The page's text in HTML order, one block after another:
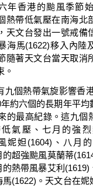
年香港的颱風季節
熱帶低氣壓在南海北
天文台發出一號戒備
海馬(1622)移入內陸
隨著天文台當天取消
。
九個熱帶氣旋影響香
約六個的長期年平均
的最高紀錄。這九個
氣壓、七月的強
妮妲(1604)、八月
的超強颱風莫蘭蒂
的熱帶風暴艾利
馬(1622)。天文台在